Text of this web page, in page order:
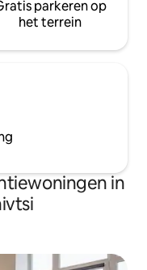
parkeren op
het terrein
in